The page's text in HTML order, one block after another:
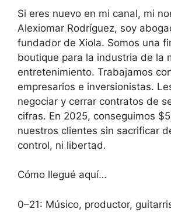
Si eres nuevo en mi canal, mi
Alexiomar Rodríguez, soy
fundador de Xiola. Somos una
boutique para la industria de la
entretenimiento. Trabajamos
empresarios e inversionistas.
negociar y cerrar contratos de
cifras. En 2025, conseguimos
nuestros clientes sin sacrificar
control, ni libertad.
Cómo llegué aquí…
0–21: Músico, productor,